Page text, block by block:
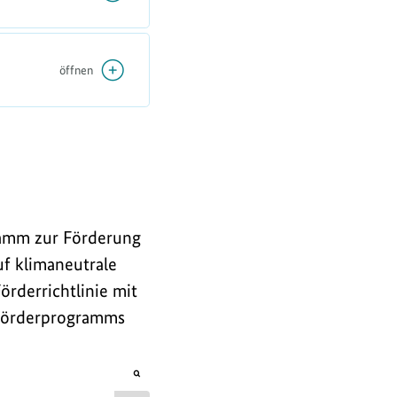
öffnen
zur Förderung
klimaneutrale
mit
öffnet
Bild